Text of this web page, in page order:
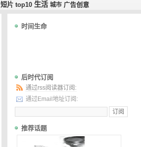
短片 top10 生活 城市 广告创意
时间生命
后时代订阅
通过rss阅读器订阅:
通过Email地址订阅:
推荐话题